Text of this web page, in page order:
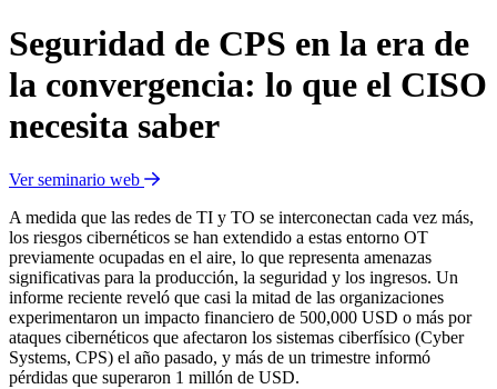
Seguridad de CPS en la era de
la convergencia: lo que el CISO
necesita saber
Ver seminario web
A medida que las redes de TI y TO se interconectan cada vez más,
los riesgos cibernéticos se han extendido a estas entorno OT
previamente ocupadas en el aire, lo que representa amenazas
significativas para la producción, la seguridad y los ingresos. Un
informe reciente reveló que casi la mitad de las organizaciones
experimentaron un impacto financiero de 500,000 USD o más por
ataques cibernéticos que afectaron los sistemas ciberfísico (Cyber
Systems, CPS) el año pasado, y más de un trimestre informó
pérdidas que superaron 1 millón de USD.